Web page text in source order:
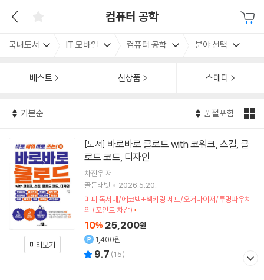
컴퓨터 공학
국내도서 IT 모바일 컴퓨터 공학 분야 선택
베스트 신상품 스테디
기본순 품절포함
미리보기
[도서]
로드 코드, 디자인
차진우저
골든래빗
2026.5.20.
미피 독서대/에코백+책키링 세트/오거나이저/투명파우치
외 (포인트 차감)
10% 25,200원
1,400원
9.7 (15)